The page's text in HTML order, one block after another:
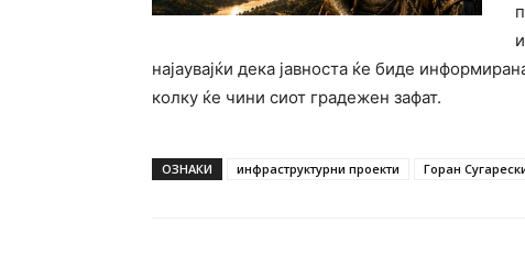
најаувајќи дека јавноста ќе биде
колку ќе чини сиот градежен зафат.
ОЗНАКИ инфраструктурни проекти Горан